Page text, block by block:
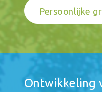
Persoonlijke
Ontwikkeling